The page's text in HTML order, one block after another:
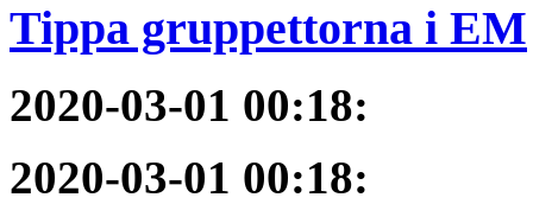
Tippa gruppettorna i EM
2020-03-01 00:18:
2020-03-01 00:18: